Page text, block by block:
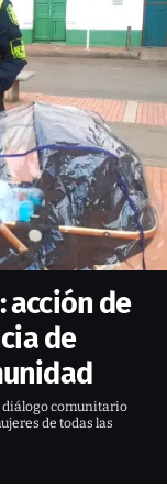
acción de
de
diálogo comunitario
de todas las